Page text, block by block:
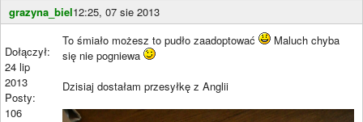
grazyna_biel12:25, 07 sie 2013
Dołączył:
24 lip
2013
Posty:
106
To śmiało możesz to pudło zaadoptować
Maluch chyba
się nie pogniewa
Dzisiaj dostałam przesyłkę z Anglii